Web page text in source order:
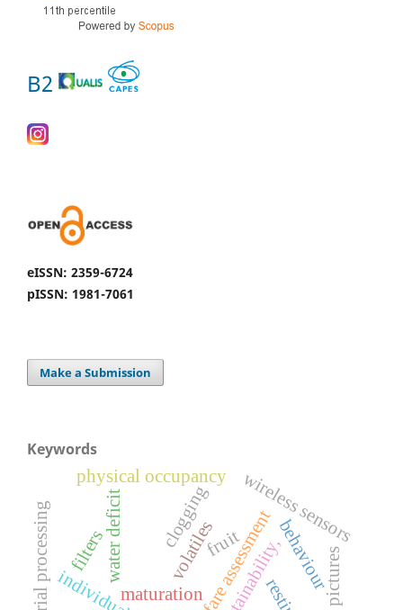
B2
eISSN: 2359-6724
pISSN: 1981-7061
Make a Submission
Keywords
water deficit
maturationwelfare assessmentwireless sensors
sustainability,
fruit
volatiles
clogging
filters behaviour
physical occupancy